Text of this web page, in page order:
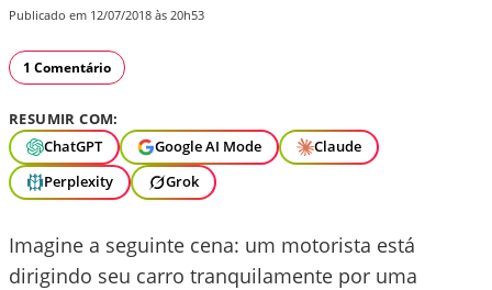
Publicado em 12/07/2018 às 20h53
1 Comentário
RESUMIR COM:
ChatGPT
Google AI Mode
Claude
Perplexity
Grok
Imagine a seguinte cena: um motorista está
dirigindo seu carro tranquilamente por uma